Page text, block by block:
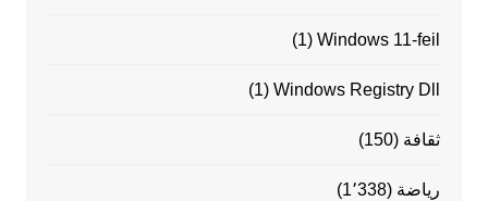
Windows 11-feil
(1)
Windows Registry Dll
(1)
ثقافة (150)
رياضة (1٬338)